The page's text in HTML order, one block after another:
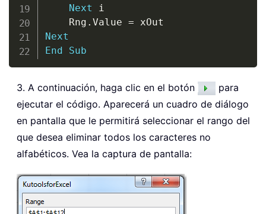
Next i
    Rng
. Value =
Next
End
Sub
3. A continuación, haga clic en el botón
para
ejecutar el código. Aparecerá un cuadro de diálogo
en pantalla que le permitirá seleccionar el rango del
que desea eliminar todos los caracteres no
alfabéticos. Vea la captura de pantalla: